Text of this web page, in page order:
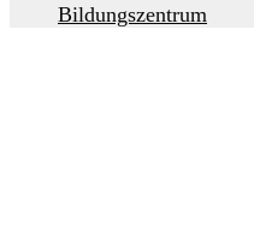
Bildungszentrum